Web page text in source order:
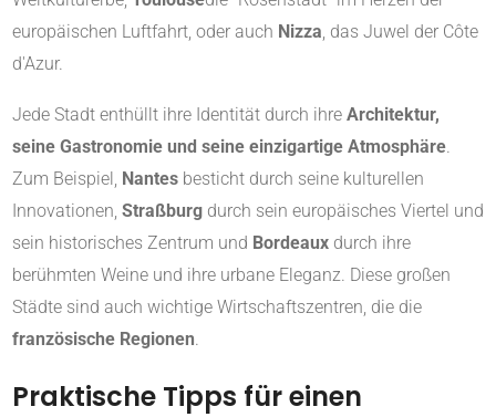
europäischen Luftfahrt, oder auch Nizza, das Juwel der Côte
d'Azur.
Jede Stadt enthüllt ihre Identität durch ihre Architektur,
seine Gastronomie und seine einzigartige Atmosphäre.
Zum Beispiel, Nantes besticht durch seine kulturellen
Innovationen, Straßburg durch sein europäisches Viertel und
sein historisches Zentrum und Bordeaux durch ihre
berühmten Weine und ihre urbane Eleganz. Diese großen
Städte sind auch wichtige Wirtschaftszentren, die die
französische Regionen.
Praktische Tipps für einen